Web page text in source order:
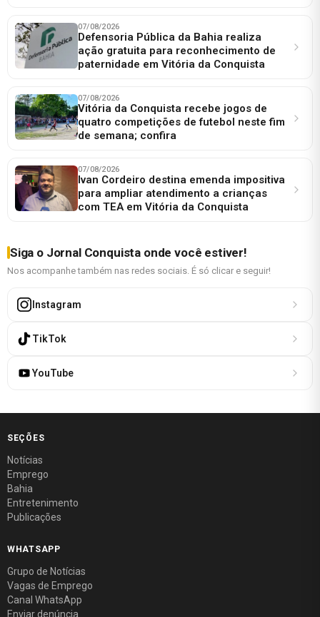
07/08/2026
Defensoria Pública da Bahia realiza
ação gratuita para reconhecimento de
paternidade em Vitória da Conquista
07/08/2026
Vitória da Conquista recebe jogos de
quatro competições de futebol neste fim
de semana; confira
07/08/2026
Ivan Cordeiro destina emenda impositiva
para ampliar atendimento a crianças
com TEA em Vitória da Conquista
Siga o Jornal Conquista onde você estiver!
Nos acompanhe também nas redes sociais. É só clicar e seguir!
Instagram
TikTok
YouTube
SEÇÕES
Notícias
Emprego
Bahia
Entretenimento
Publicações
WHATSAPP
Grupo de Notícias
Vagas de Emprego
Canal WhatsApp
Enviar denúncia